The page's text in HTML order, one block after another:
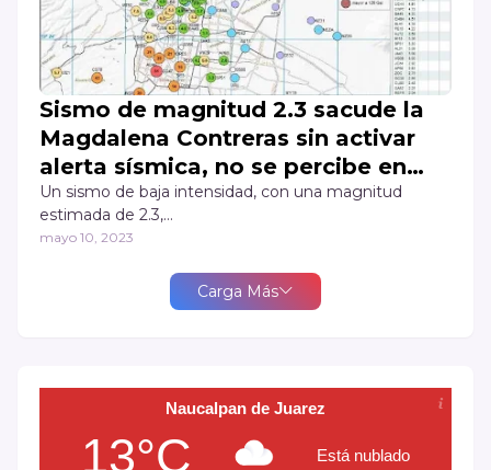
Sismo de magnitud 2.3 sacude la
Magdalena Contreras sin activar
alerta sísmica, no se percibe en
Naucalpan.
Un sismo de baja intensidad, con una magnitud
estimada de 2.3,…
mayo 10, 2023
Carga Más
Naucalpan de Juarez
13°C Está nublado